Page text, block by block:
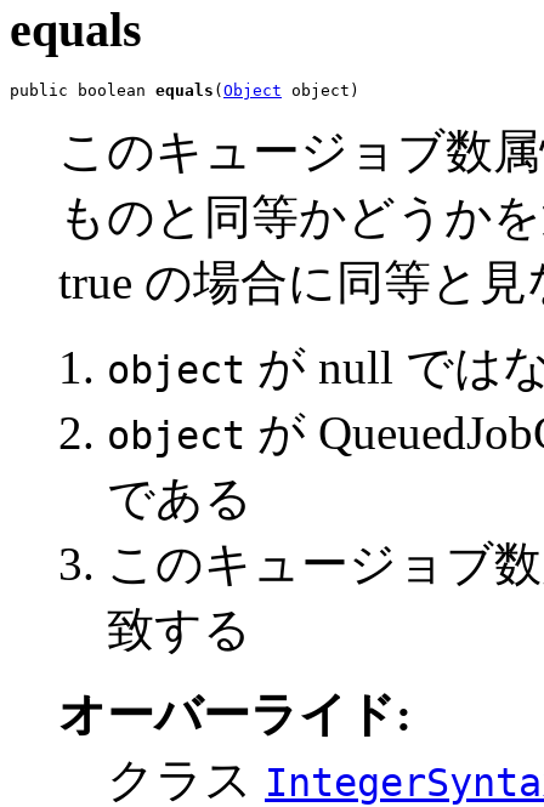
equals
public boolean equals (Object object)
このキュージョブ数
ものと同等かどうか
true の場合に同等と
object が null では
object が
である
このキュージョブ
致する
オーバーライド:
クラス